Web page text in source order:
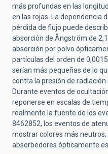
más profundas en las
en las rojas. La dependencia
pérdida de flujo puede
absorción de Ångström de
absorción por polvo
partículas del orden de
serían más pequeñas de lo
contra la presión de
Durante eventos de
reponerse en escalas de
realmente la fuente de los
8462852, los eventos de
mostrar colores más neutros,
absorbedores ópticamente